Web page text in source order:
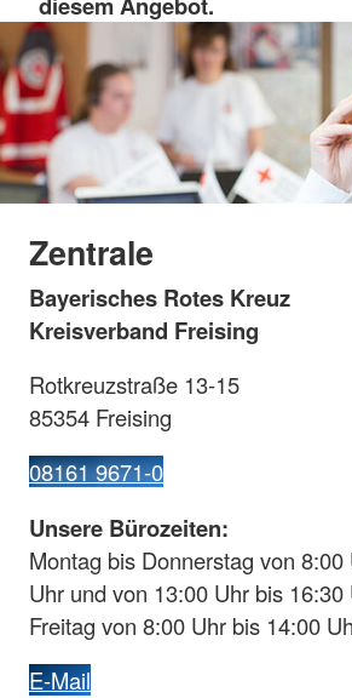
Zentrale
Bayerisches Rotes Kreuz
Kreisverband Freising
Rotkreuzstraße 13-15
85354 Freising
08161 9671-0
Unsere Bürozeiten:
Montag bis Donnerstag von
Uhr und von 13:00 Uhr bis 16:30
Freitag von 8:00 Uhr bis 14:00
E-Mail